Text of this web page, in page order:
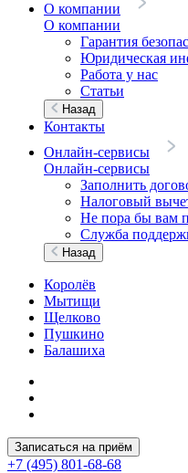
О компании
О компании
Гарантия
Юридическая
Работа у нас
Статьи
Назад
Контакты
Онлайн-сервисы
Онлайн-сервисы
Заполнить
Налоговый
Не пора бы вам
Служба
Назад
Королёв
Мытищи
Щелково
Пушкино
Балашиха
Записаться на приём
+7 (495) 801-68-68